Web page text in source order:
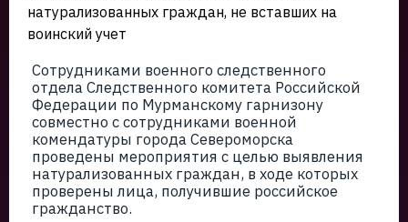
натурализованных граждан, не вставших на
воинский учет
Сотрудниками военного следственного
отдела Следственного комитета Российской
Федерации по Мурманскому гарнизону
совместно с сотрудниками военной
комендатуры города Североморска
проведены мероприятия с целью выявления
натурализованных граждан, в ходе которых
проверены лица, получившие российское
гражданство.